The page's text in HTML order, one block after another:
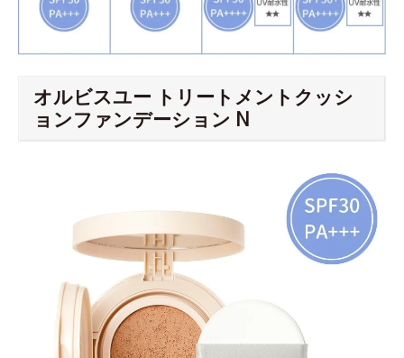
オルビスユー トリートメントクッシ
ョンファンデーション N